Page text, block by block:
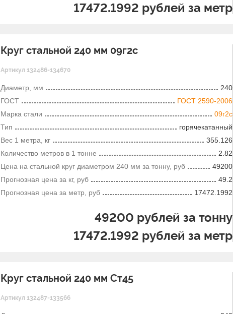
17472.1992 рублей за метр
Круг стальной 240 мм 09г2с
Артикул 132486-134670
Диаметр, мм
240
ГОСТ
ГОСТ 2590-2006
Марка стали
09г2с
Тип
горячекатанный
Вес 1 метра, кг
355.126
Количество метров в 1 тонне
2.82
Цена на стальной круг диаметром 240 мм за тонну, руб
49200
Прогнозная цена за кг, руб
49.2
Прогнозная цена за метр, руб
17472.1992
49200 рублей за тонну
17472.1992 рублей за метр
Круг стальной 240 мм Ст45
Артикул 132487-133566